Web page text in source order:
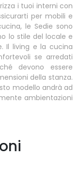
i tuoi interni con
per mobili e
le Sedie sono
lo stile del locale e
Il living e la cucina
se arredati
devono essere
della stanza.
modello andrà ad
ambientazioni